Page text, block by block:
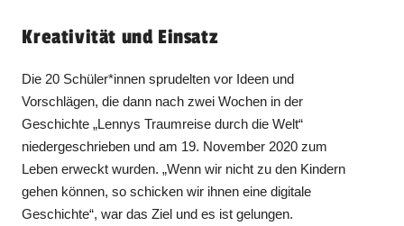
Kreativität und Einsatz
Die 20 Schüler*innen sprudelten vor Ideen und
Vorschlägen, die dann nach zwei Wochen in der
Geschichte „Lennys Traumreise durch die Welt“
niedergeschrieben und am 19. November 2020 zum
Leben erweckt wurden. „Wenn wir nicht zu den Kindern
gehen können, so schicken wir ihnen eine digitale
Geschichte“, war das Ziel und es ist gelungen.